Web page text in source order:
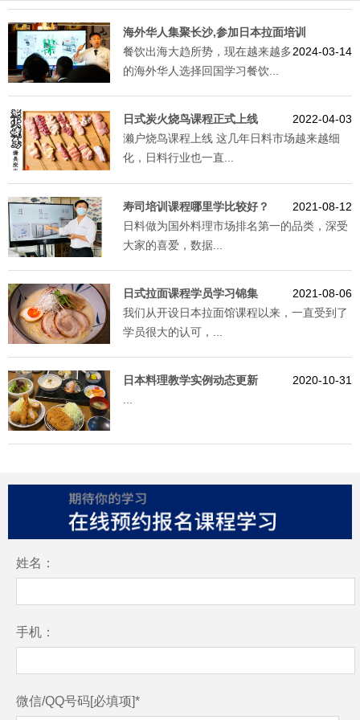
海外华人集聚长沙,参加日本拉面培训
2024-03-14
餐饮出海大趋所势，现在越来越多
的海外华人选择回国学习餐饮...
日式炭火烧鸟课程正式上线
2022-04-03
濑户烧鸟课程上线 这几年日料市场越来越细
化，日料行业也一直...
寿司培训课程哪里学比较好？
2021-08-12
日料做为国外料理市场排名第一的品类，深受
大家的喜爱，数据...
日式拉面课程学员学习锦集
2021-08-06
我们从开设日本拉面馆课程以来，一直受到了
学员很大的认可，...
日本料理教学实例动态更新
2020-10-31
姓名：
手机：
微信/QQ号码[必填项]*